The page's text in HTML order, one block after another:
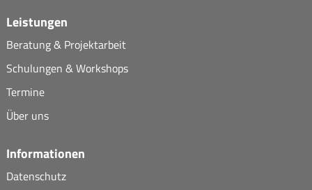
Leistungen
Beratung & Projektarbeit
Schulungen & Workshops
Termine
Über uns
Informationen
Datenschutz